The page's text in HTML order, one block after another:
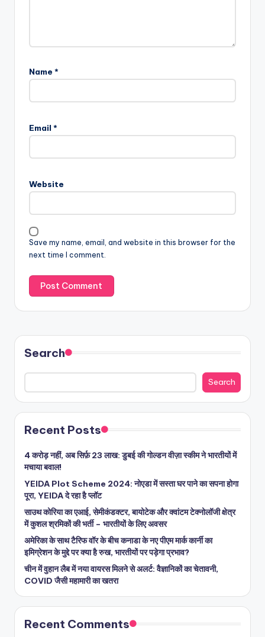
Name *
Email *
Website
Save my name, email, and website in this browser for the
next time I comment.
Search
Search
Recent Posts
4 करोड़ नहीं, अब सिर्फ़ 23 लाख: डुबई की गोल्डन वीज़ा स्कीम ने भारतीयों में
मचाया बवाल!
YEIDA Plot Scheme 2024: नोएडा में सस्ता घर पाने का सपना होगा
पूरा, YEIDA दे रहा है प्लॉट
साउथ कोरिया का एआई, सेमीकंडक्टर, बायोटेक और क्वांटम टेक्नोलॉजी क्षेत्र
में कुशल श्रमिकों की भर्ती – भारतीयों के लिए अवसर
अमेरिका के साथ टैरिफ वॉर के बीच कनाडा के नए पीएम मार्क कार्नी का
इमिग्रेशन के मुद्दे पर क्या है रुख, भारतीयों पर पड़ेगा प्रभाव?
चीन में वुहान लैब में नया वायरस मिलने से अलर्ट: वैज्ञानिकों का चेतावनी,
COVID जैसी महामारी का खतरा
Recent Comments